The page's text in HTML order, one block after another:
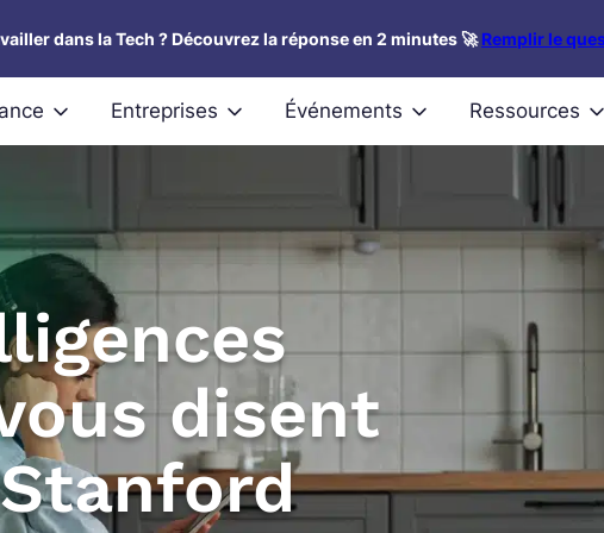
dans la Tech ? Découvrez la réponse en 2 minutes 🚀Remplir le
Entreprises Événements Ressources
disent